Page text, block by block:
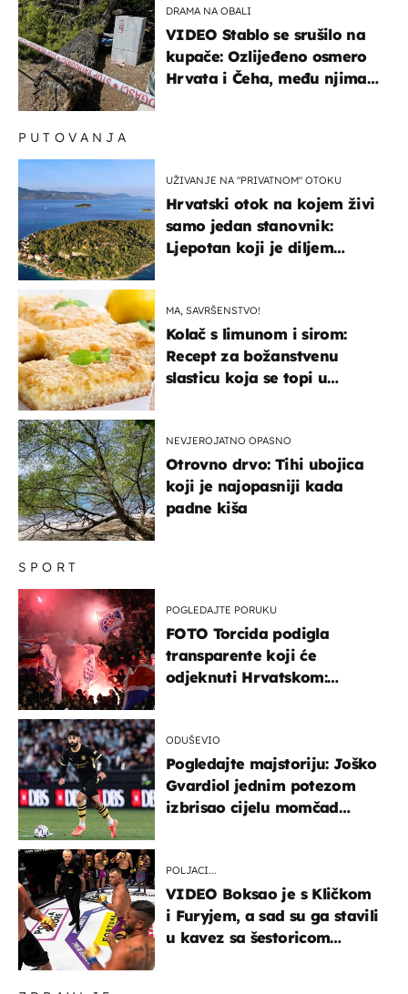
DRAMA NA OBALI
VIDEO Stablo se srušilo na
kupače: Ozlijeđeno osmero
Hrvata i Čeha, među njima
SPORT
POGLEDAJTE PORUKU
FOTO Torcida podigla
transparente koji će
odjeknuti Hrvatskom:
ODUŠEVIO
Pogledajte majstoriju: Joško
Gvardiol jednim potezom
izbrisao cijelu momčad
POLJACI...
VIDEO Boksao je s Kličkom
i Furyjem, a sad su ga stavili
u kavez sa šestoricom
PUTOVANJA
UŽIVANJE NA "PRIVATNOM" OTOKU
Hrvatski otok na kojem živi
samo jedan stanovnik:
Ljepotan koji je diljem
MA, SAVRŠENSTVO!
Kolač s limunom i sirom:
Recept za božanstvenu
slasticu koja se topi u
NEVJEROJATNO OPASNO
Otrovno drvo: Tihi ubojica
koji je najopasniji kada
padne kiša